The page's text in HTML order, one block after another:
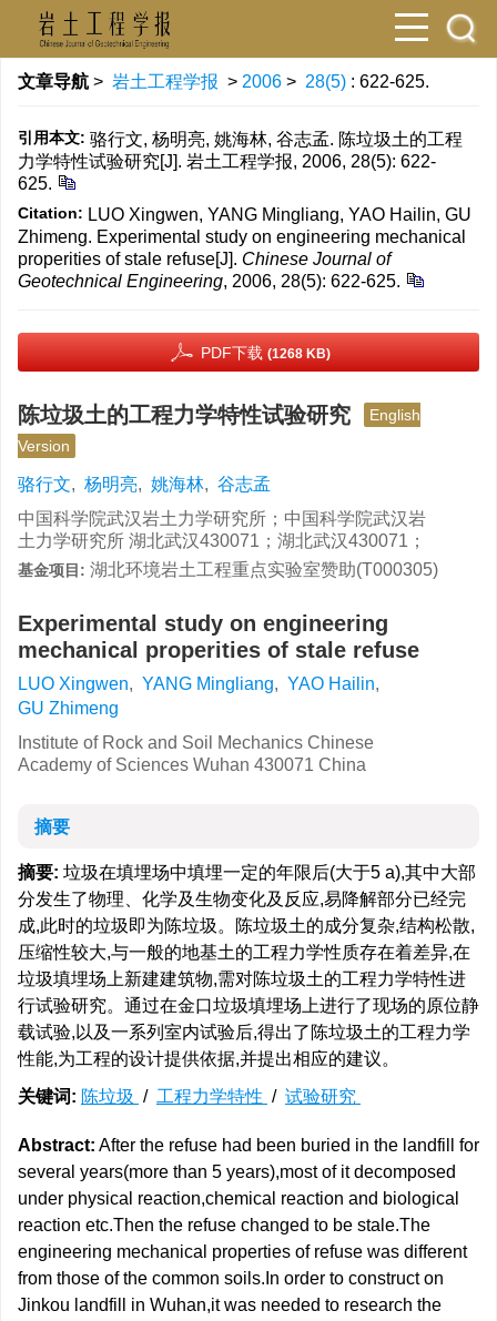
文章导航 > 岩土工程学报 > 2006 > 28(5) : 622-625.
引用本文: 骆行文, 杨明亮, 姚海林, 谷志孟. 陈垃圾土的工程
力学特性试验研究[J]. 岩土工程学报, 2006, 28(5): 622-
625.
Citation: LUO Xingwen, YANG Mingliang, YAO Hailin, GU
Zhimeng. Experimental study on engineering mechanical
properities of stale refuse[J]. Chinese Journal of
Geotechnical Engineering, 2006, 28(5): 622-625.
PDF下载 (1268 KB)
陈垃圾土的工程力学特性试验研究
English
Version
骆行文, 杨明亮, 姚海林, 谷志孟
中国科学院武汉岩土力学研究所；中国科学院武汉岩
土力学研究所 湖北武汉430071；湖北武汉430071；
基金项目: 湖北环境岩土工程重点实验室赞助(T000305)
Experimental study on engineering
mechanical properities of stale refuse
LUO Xingwen, YANG Mingliang, YAO Hailin,
GU Zhimeng
Institute of Rock and Soil Mechanics Chinese
Academy of Sciences Wuhan 430071 China
摘要
摘要: 垃圾在填埋场中填埋一定的年限后(大于5 a),其中大部
分发生了物理、化学及生物变化及反应,易降解部分已经完
成,此时的垃圾即为陈垃圾。陈垃圾土的成分复杂,结构松散,
压缩性较大,与一般的地基土的工程力学性质存在着差异,在
垃圾填埋场上新建建筑物,需对陈垃圾土的工程力学特性进
行试验研究。通过在金口垃圾填埋场上进行了现场的原位静
载试验,以及一系列室内试验后,得出了陈垃圾土的工程力学
性能,为工程的设计提供依据,并提出相应的建议。
关键词: 陈垃圾 / 工程力学特性 / 试验研究
Abstract: After the refuse had been buried in the landfill for
several years(more than 5 years),most of it decomposed
under physical reaction,chemical reaction and biological
reaction etc.Then the refuse changed to be stale.The
engineering mechanical properties of refuse was different
from those of the common soils.In order to construct on
Jinkou landfill in Wuhan,it was needed to research the